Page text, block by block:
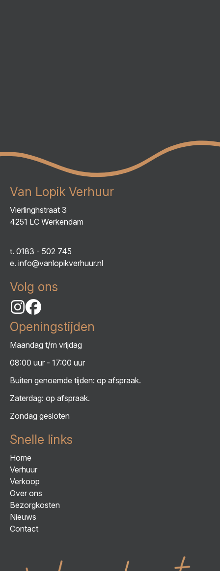
Van Lopik Verhuur
Vierlinghstraat 3
4251 LC Werkendam
t. 0183 - 502 745
e. info@vanlopikverhuur.nl
Volg ons
Openingstijden
Maandag t/m vrijdag
08:00 uur - 17:00 uur
Buiten genoemde tijden: op afspraak.
Zaterdag: op afspraak.
Zondag gesloten
Snelle links
Home
Verhuur
Verkoop
Over ons
Bezorgkosten
Nieuws
Contact